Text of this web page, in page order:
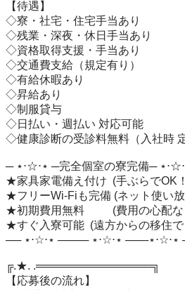
【待遇】
◇寮・社宅・住宅手当あり
◇残業・深夜・休日手当あり
◇資格取得支援・手当あり
◇交通費支給（規定有り）
◇有給休暇あり
◇昇給あり
◇制服貸与
◇日払い・週払い 対応可能
◇健康診断の受診料無料（入社時 定
─ ⋆⋅☆⋅⋆ ─完全個室の寮完備─
★家具家電備え付け  (手ぶらでOK
★フリーWi-Fiも完備 (ネット使い
★初期費用無料　　  (費用の心配
★すぐ入寮可能  (遠方からの移住
── ⋆⋅☆⋅⋆ ──── ⋆⋅☆⋅⋆ ───⋆⋅☆⋅⋆
╔.★. .═══════════════╗
【応募後の流れ】